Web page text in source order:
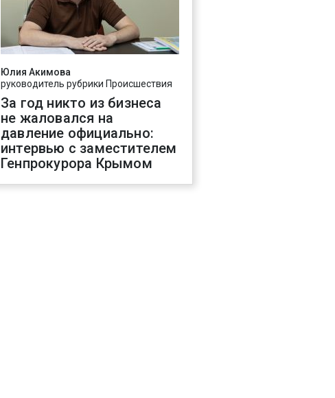
Юлия Акимова
руководитель рубрики Происшествия
За год никто из бизнеса
не жаловался на
давление официально:
интервью с заместителем
Генпрокурора Крымом